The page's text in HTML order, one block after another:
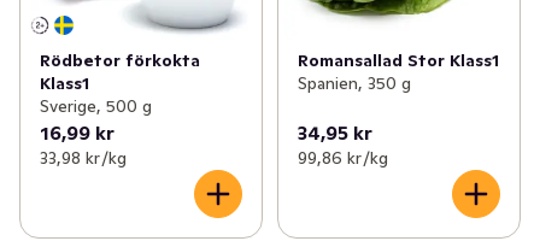
Rödbetor förkokta
Klass1
Sverige, 500 g
16,99 kr
33,98 kr /kg
Romansallad Stor Klass1
Spanien, 350 g
34,95 kr
99,86 kr /kg